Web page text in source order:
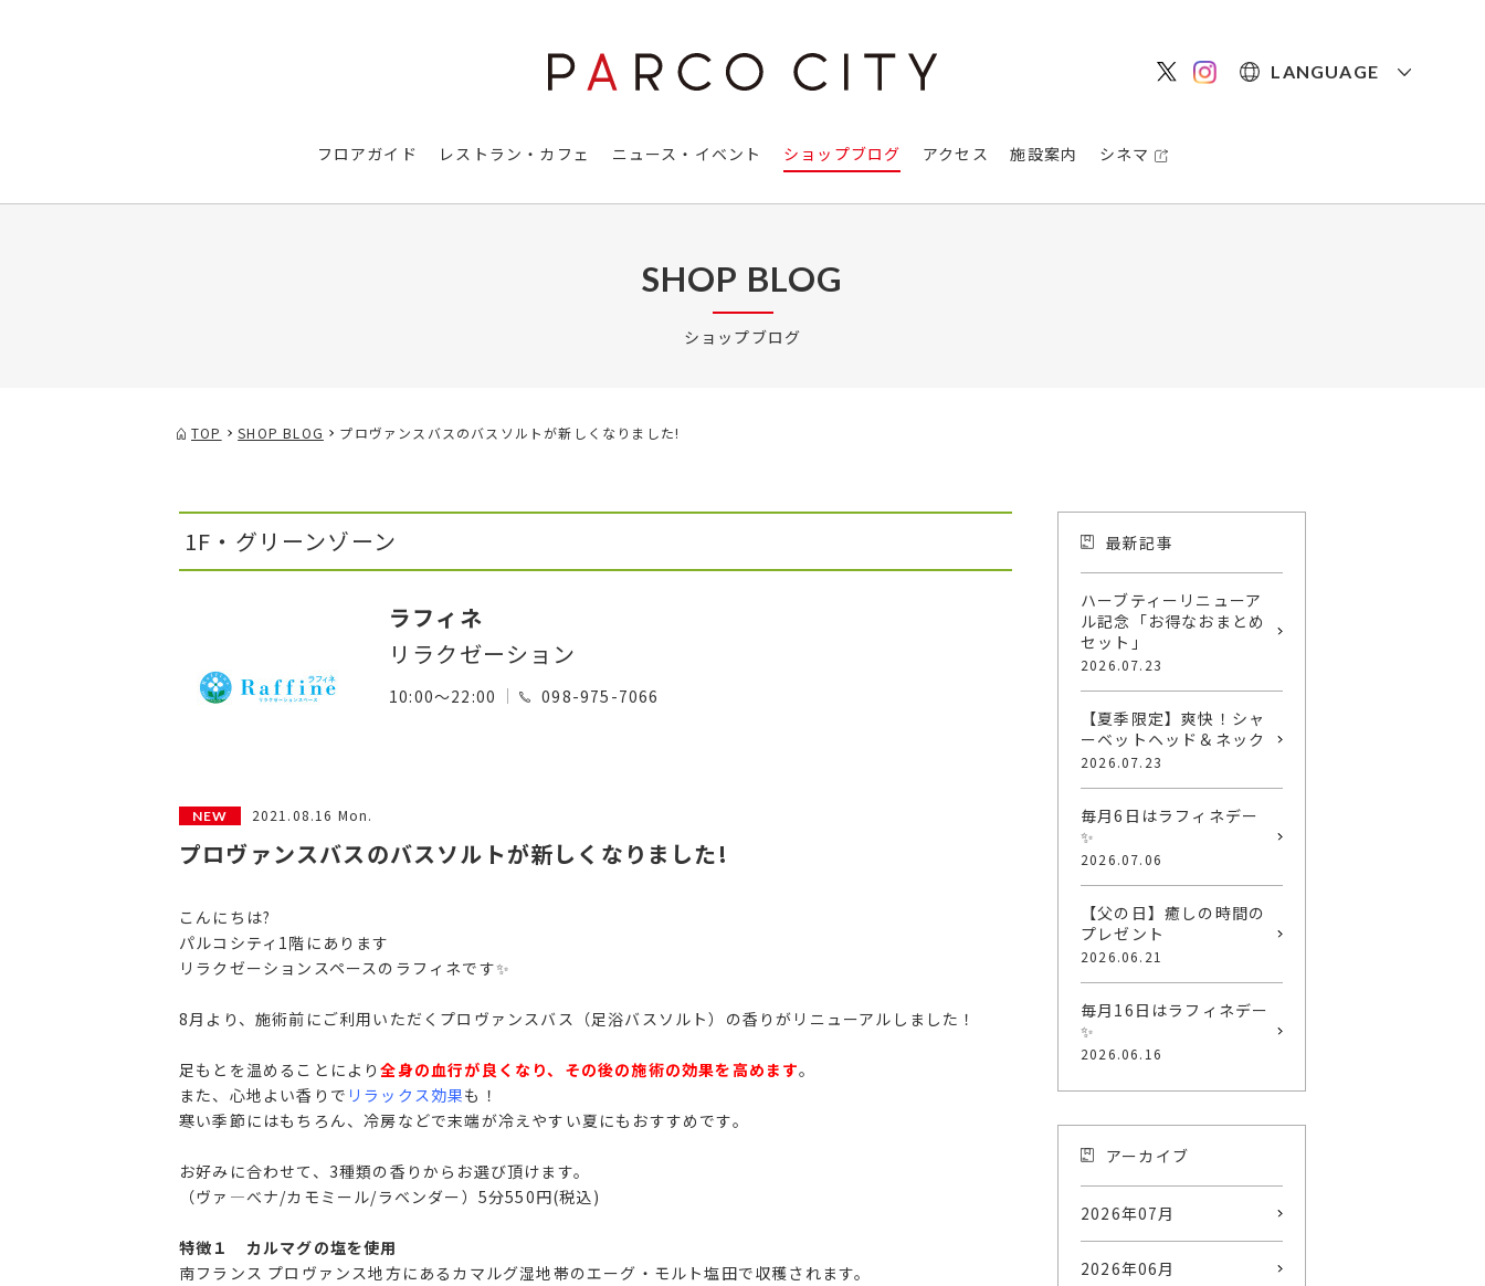
LANGUAGE
フロアガイド レストラン・カフェ ニュース・イベント ショップブログ アクセス 施設案内 シネマ
SHOP BLOG
ショップブログ
TOP SHOP BLOG プロヴァンスバスのバスソルトが新しくなりました!
1F・グリーンゾーン
ラフィネ
リラクゼーション
10:00～22:00 098-975-7066
2021.08.16 Mon.
プロヴァンスバスのバスソルトが新しくなりました!
こんにちは?
パルコシティ1階にあります
リラクゼーションスペースのラフィネです✨
8月より、施術前にご利用いただくプロヴァンスバス（足浴バスソルト）の香りがリニューアルしました！
足もとを温めることにより全身の血行が良くなり、その後の施術の効果を高めます。
また、心地よい香りで リラックス効果も！
寒い季節にはもちろん、冷房などで末端が冷えやすい夏にもおすすめです。
お好みに合わせて、3種類の香りからお選び頂けます。
（ヴァ―べナ/カモミール/ラベンダー）5分550円(税込)
特徴１ カルマグの塩を使用
南フランス プロヴァンス地方にあるカマルグ湿地帯のエーグ・モルト塩田で収穫されます。
最新記事
ハーブティーリニューア
ル記念「お得なおまとめ
セット」
2026.07.23
【夏季限定】爽快！シャ
ーベットヘッド＆ネック
2026.07.23
毎月6日はラフィネデー
✨
2026.07.06
【父の日】癒しの時間の
プレゼント
2026.06.21
毎月16日はラフィネデー
✨
2026.06.16
アーカイブ
2026年07月
2026年06月